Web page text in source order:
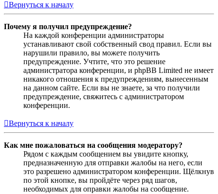
Вернуться к началу
Почему я получил предупреждение?
На каждой конференции администраторы
устанавливают свой собственный свод правил. Если вы
нарушили правило, вы можете получить
предупреждение. Учтите, что это решение
администратора конференции, и phpBB Limited не имеет
никакого отношения к предупреждениям, вынесенным
на данном сайте. Если вы не знаете, за что получили
предупреждение, свяжитесь с администратором
конференции.
Вернуться к началу
Как мне пожаловаться на сообщения модератору?
Рядом с каждым сообщением вы увидите кнопку,
предназначенную для отправки жалобы на него, если
это разрешено администратором конференции. Щёлкнув
по этой кнопке, вы пройдёте через ряд шагов,
необходимых для оправки жалобы на сообщение.